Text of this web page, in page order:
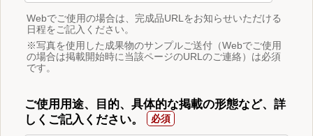
Webでご使用の場合は、完成品URLをお知らせいただける
日程をご記入ください。
※写真を使用した成果物のサンプルご送付（Webでご使用
の場合は掲載開始時に当該ページのURLのご連絡）は必須
です。
ご使用用途、目的、具体的な掲載の形態など、詳
しくご記入ください。